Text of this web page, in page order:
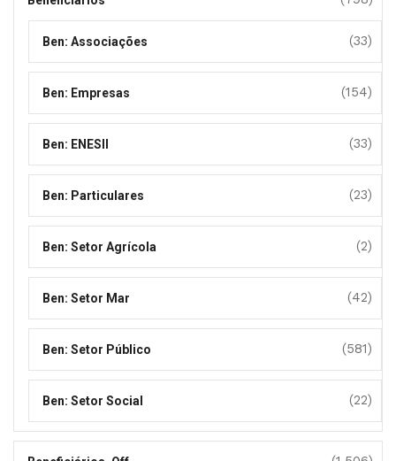
Ben: Associações (33)
Ben: Empresas (154)
Ben: ENESII (33)
Ben: Particulares (23)
Ben: Setor Agrícola (2)
Ben: Setor Mar (42)
Ben: Setor Público (581)
Ben: Setor Social (22)